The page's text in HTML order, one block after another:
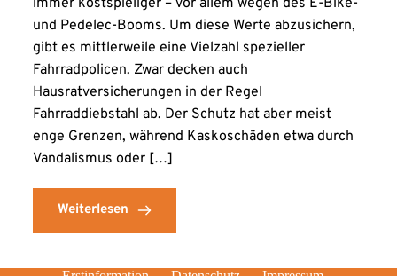
immer kostspieliger – vor allem wegen des E-Bike-
und Pedelec-Booms. Um diese Werte abzusichern,
gibt es mittlerweile eine Vielzahl spezieller
Fahrradpolicen. Zwar decken auch
Hausratversicherungen in der Regel
Fahrraddiebstahl ab. Der Schutz hat aber meist
enge Grenzen, während Kaskoschäden etwa durch
Vandalismus oder […]
Weiterlesen